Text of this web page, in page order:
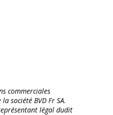
commerciales
société BVD Fr SA.
légal dudit